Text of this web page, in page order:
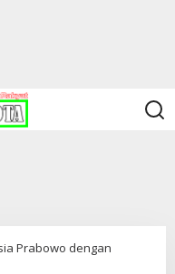
Prabowo dengan